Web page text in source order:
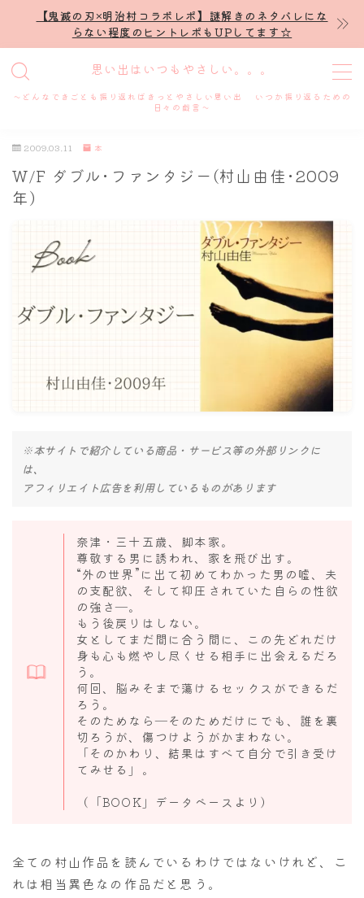
【鬼滅の刃×明治村コラボレポ】謎解きのネタバレにな
らない程度のヒントレポもUPしてます☆
思い出はいつもやさしい。。。
～どんなできごとも振り返ればきっとやさしい思い出 いつか振り返るための
日々の戯言～
MENU
プロフィール
謎解き
ホテル滞在記
ナナちゃん人形
2009.03.11 本
W/F ダブル･ファンタジー(村山由佳･2009
年)
※本サイトで紹介している商品・サービス等の外部リンクに
は、
アフィリエイト広告を利用しているものがあります
奈津・三十五歳、脚本家。
尊敬する男に誘われ、家を飛び出す。
“外の世界”に出て初めてわかった男の嘘、夫
の支配欲、そして抑圧されていた自らの性欲
の強さ―。
もう後戻りはしない。
女としてまだ間に合う間に、この先どれだけ
身も心も燃やし尽くせる相手に出会えるだろ
う。
何回、脳みそまで蕩けるセックスができるだ
ろう。
そのためなら―そのためだけにでも、誰を裏
切ろうが、傷つけようがかまわない。
「そのかわり、結果はすべて自分で引き受け
てみせる」。
（「BOOK」データベースより）
全ての村山作品を読んでいるわけではないけれど、こ
れは相当異色なの作品だと思う。